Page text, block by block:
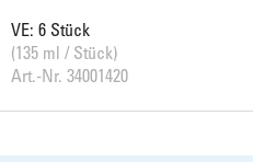
VE: 6 Stück
(135 ml / Stück)
Art.-Nr. 34001420